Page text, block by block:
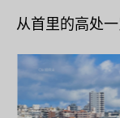
从首里的高处